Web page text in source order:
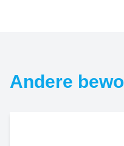
Andere